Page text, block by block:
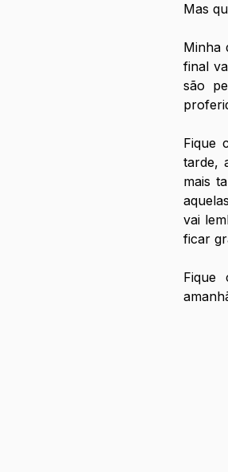
Mas
Minha
final
são
Fique
tarde,
mais
vai
ficar
Fique